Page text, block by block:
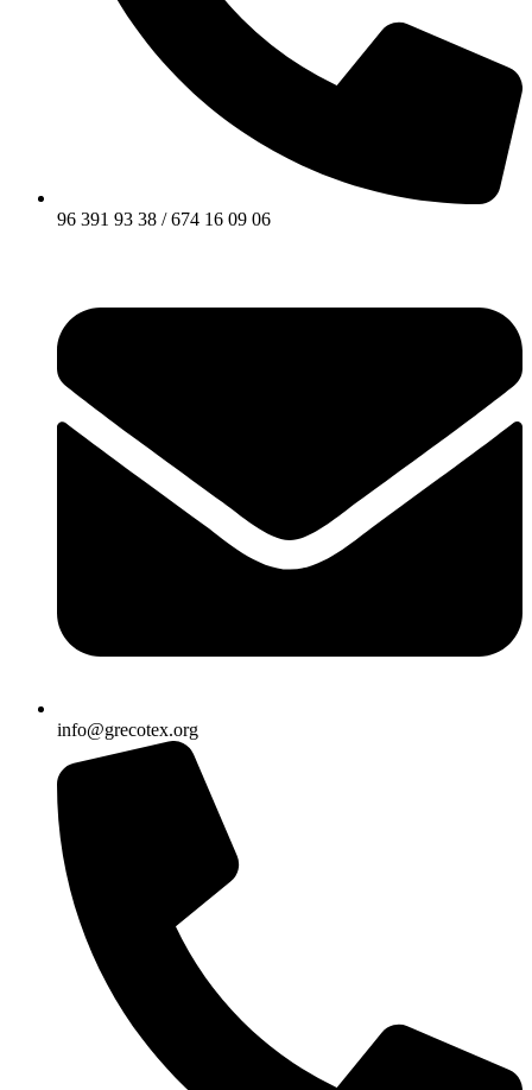
96 391 93 38 / 674 16 09 06
info@grecotex.org